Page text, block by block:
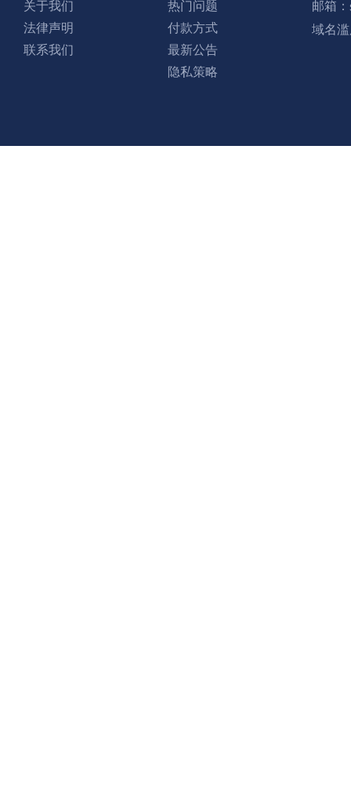
关于我们
法律声明
联系我们
热门问题
付款方式
最新公告
隐私策略
邮箱：
域名